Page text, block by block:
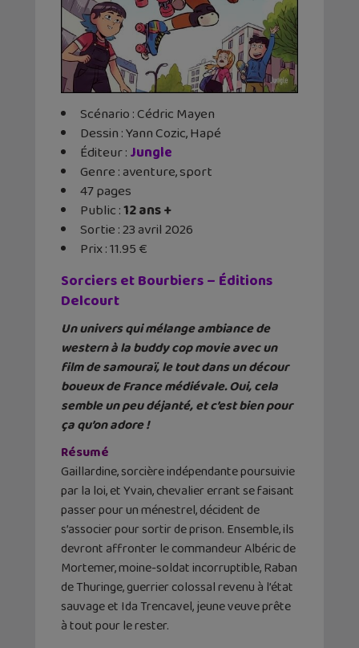
Scénario : Cédric Mayen
Dessin : Yann Cozic, Hapé
Éditeur ‏:Jungle
Genre : aventure, sport
47 pages
Public :12 ans +
Sortie : 23 avril 2026
Prix : 11.95 €
Sorciers et Bourbiers – Éditions
Delcourt
Un univers qui mélange ambiance de
western à la buddy cop movie avec un
film de samouraï, le tout dans un décour
boueux de France médiévale. Oui, cela
semble un peu déjanté, et c’est bien pour
ça qu’on adore !
Résumé
Gaillardine, sorcière indépendante poursuivie
par la loi, et Yvain, chevalier errant se faisant
passer pour un ménestrel, décident de
s’associer pour sortir de prison. Ensemble, ils
devront affronter le commandeur Albéric de
Mortemer, moine-soldat incorruptible, Raban
de Thuringe, guerrier colossal revenu à l’état
sauvage et Ida Trencavel, jeune veuve prête
à tout pour le rester.